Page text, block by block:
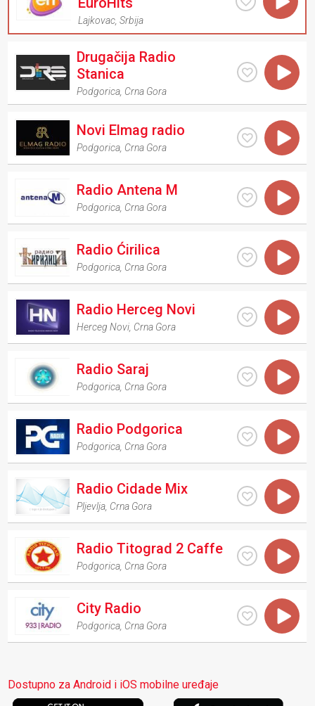
Lajkovac ,Srbija
Drugačija Radio
Stanica
Podgorica Crna Gora
Novi Elmag radio
Podgorica Crna Gora
Radio Antena M
Podgorica Crna Gora
Radio Ćirilica
Podgorica Crna Gora
Radio Herceg Novi
Herceg Novi Crna Gora
Radio Saraj
Podgorica Crna Gora
Radio Podgorica
Podgorica Crna Gora
Radio Cidade Mix
Pljevlja Crna Gora
Radio Titograd 2 Caffe
Podgorica Crna Gora
City Radio
Podgorica Crna Gora
Dostupno za Android i iOS mobilne uređaje